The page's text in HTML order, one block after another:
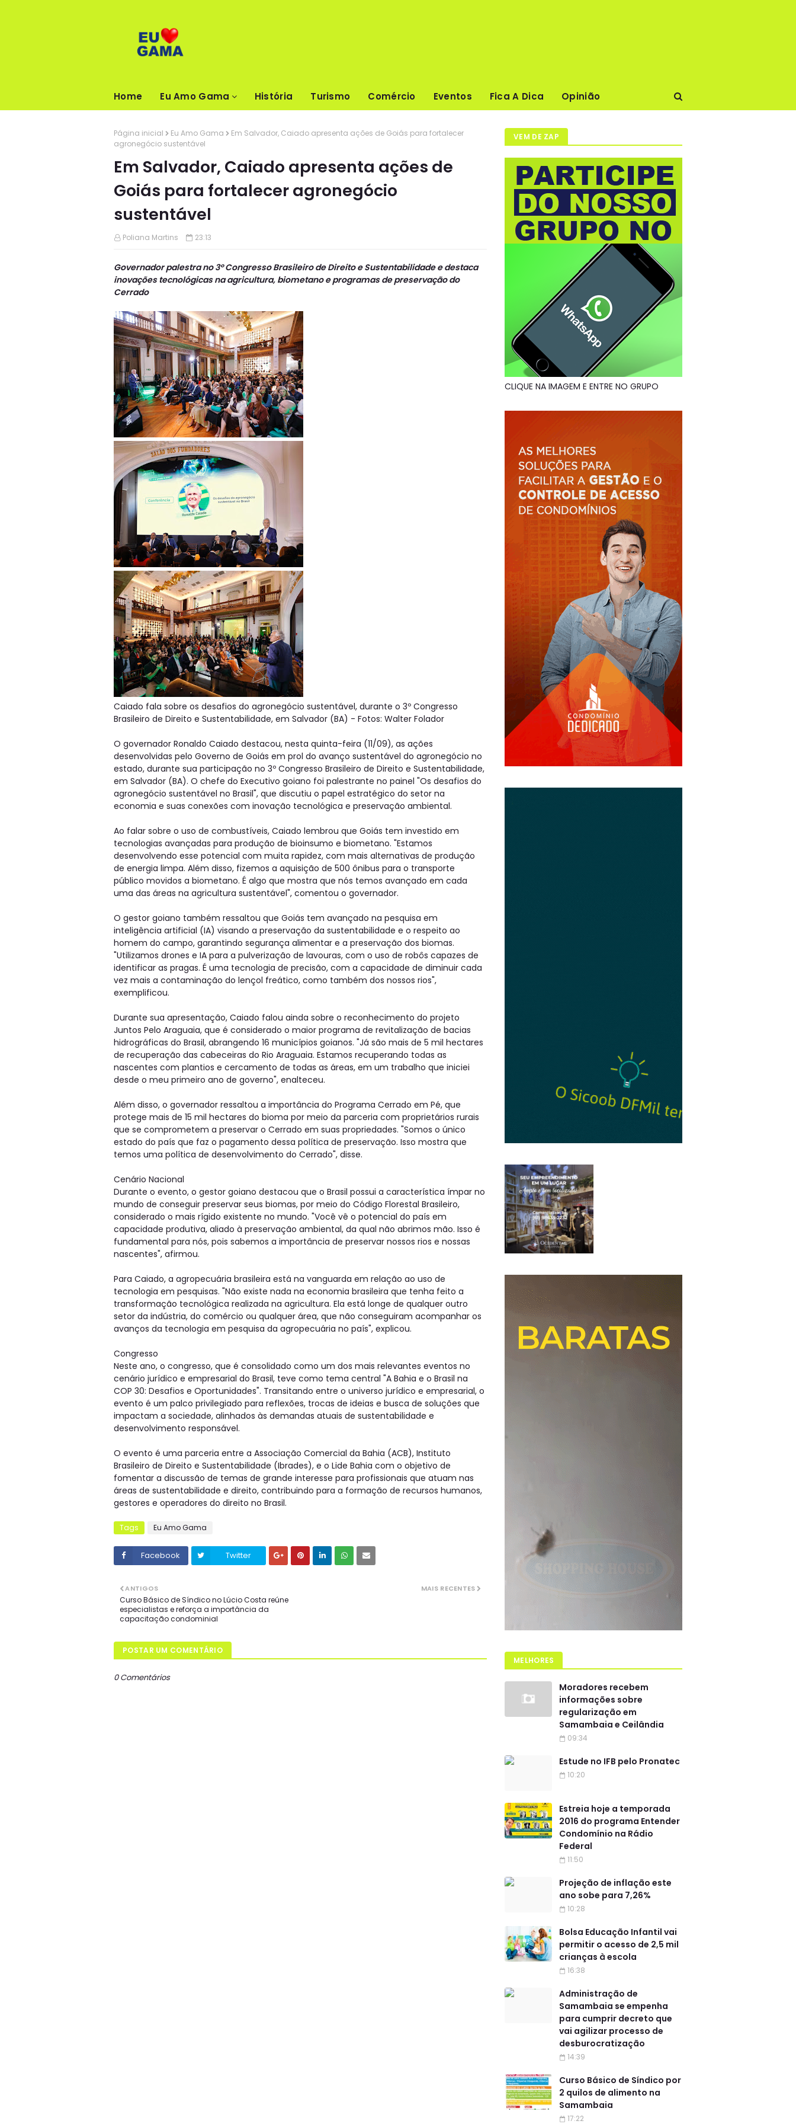
Home Eu Amo Gama História Turismo Comércio Eventos Fica A Dica Opinião
Página inicial Eu Amo Gama
Em Salvador, Caiado apresenta ações de Goiás para fortalecer
agronegócio sustentável
Em Salvador, Caiado apresenta ações de
Goiás para fortalecer agronegócio
sustentável
Poliana Martins 23:13
Governador palestra no 3º Congresso Brasileiro de Direito e Sustentabilidade e destaca
inovações tecnológicas na agricultura, biometano e programas de preservação do
Cerrado
Caiado fala sobre os desafios do agronegócio sustentável, durante o 3º Congresso
Brasileiro de Direito e Sustentabilidade, em Salvador (BA) - Fotos: Walter Folador
O governador Ronaldo Caiado destacou, nesta quinta-feira (11/09), as ações
desenvolvidas pelo Governo de Goiás em prol do avanço sustentável do agronegócio no
estado, durante sua participação no 3º Congresso Brasileiro de Direito e Sustentabilidade,
em Salvador (BA). O chefe do Executivo goiano foi palestrante no painel "Os desafios do
agronegócio sustentável no Brasil", que discutiu o papel estratégico do setor na
economia e suas conexões com inovação tecnológica e preservação ambiental.
Ao falar sobre o uso de combustíveis, Caiado lembrou que Goiás tem investido em
tecnologias avançadas para produção de bioinsumo e biometano. "Estamos
desenvolvendo esse potencial com muita rapidez, com mais alternativas de produção
de energia limpa. Além disso, fizemos a aquisição de 500 ônibus para o transporte
público movidos a biometano. É algo que mostra que nós temos avançado em cada
uma das áreas na agricultura sustentável", comentou o governador.
O gestor goiano também ressaltou que Goiás tem avançado na pesquisa em
inteligência artificial (IA) visando a preservação da sustentabilidade e o respeito ao
homem do campo, garantindo segurança alimentar e a preservação dos biomas.
"Utilizamos drones e IA para a pulverização de lavouras, com o uso de robôs capazes de
identificar as pragas. É uma tecnologia de precisão, com a capacidade de diminuir cada
vez mais a contaminação do lençol freático, como também dos nossos rios",
exemplificou.
Durante sua apresentação, Caiado falou ainda sobre o reconhecimento do projeto
Juntos Pelo Araguaia, que é considerado o maior programa de revitalização de bacias
hidrográficas do Brasil, abrangendo 16 municípios goianos. "Já são mais de 5 mil hectares
de recuperação das cabeceiras do Rio Araguaia. Estamos recuperando todas as
nascentes com plantios e cercamento de todas as áreas, em um trabalho que iniciei
desde o meu primeiro ano de governo", enalteceu.
Além disso, o governador ressaltou a importância do Programa Cerrado em Pé, que
protege mais de 15 mil hectares do bioma por meio da parceria com proprietários rurais
que se comprometem a preservar o Cerrado em suas propriedades. "Somos o único
estado do país que faz o pagamento dessa política de preservação. Isso mostra que
temos uma política de desenvolvimento do Cerrado", disse.
Cenário Nacional
Durante o evento, o gestor goiano destacou que o Brasil possui a característica ímpar no
mundo de conseguir preservar seus biomas, por meio do Código Florestal Brasileiro,
considerado o mais rígido existente no mundo. "Você vê o potencial do país em
capacidade produtiva, aliado à preservação ambiental, da qual não abrimos mão. Isso é
fundamental para nós, pois sabemos a importância de preservar nossos rios e nossas
nascentes", afirmou.
Para Caiado, a agropecuária brasileira está na vanguarda em relação ao uso de
tecnologia em pesquisas. "Não existe nada na economia brasileira que tenha feito a
transformação tecnológica realizada na agricultura. Ela está longe de qualquer outro
setor da indústria, do comércio ou qualquer área, que não conseguiram acompanhar os
avanços da tecnologia em pesquisa da agropecuária no país", explicou.
Congresso
Neste ano, o congresso, que é consolidado como um dos mais relevantes eventos no
cenário jurídico e empresarial do Brasil, teve como tema central "A Bahia e o Brasil na
COP 30: Desafios e Oportunidades". Transitando entre o universo jurídico e empresarial, o
evento é um palco privilegiado para reflexões, trocas de ideias e busca de soluções que
impactam a sociedade, alinhados às demandas atuais de sustentabilidade e
desenvolvimento responsável.
O evento é uma parceria entre a Associação Comercial da Bahia (ACB), Instituto
Brasileiro de Direito e Sustentabilidade (Ibrades), e o Lide Bahia com o objetivo de
fomentar a discussão de temas de grande interesse para profissionais que atuam nas
áreas de sustentabilidade e direito, contribuindo para a formação de recursos humanos,
gestores e operadores do direito no Brasil.
Tags Eu Amo Gama
Facebook Twitter
MAIS RECENTES
ANTIGOS
Curso Básico de Síndico no Lúcio Costa reúne
especialistas e reforça a importância da
capacitação condominial
POSTAR UM COMENTÁRIO
0 Comentários
VEM DE ZAP
CLIQUE NA IMAGEM E ENTRE NO GRUPO
MELHORES
Moradores recebem
informações sobre
regularização em
Samambaia e Ceilândia
09:34
Estude no IFB pelo Pronatec
10:20
Estreia hoje a temporada
2016 do programa Entender
Condomínio na Rádio
Federal
11:50
Projeção de inflação este
ano sobe para 7,26%
10:28
Bolsa Educação Infantil vai
permitir o acesso de 2,5 mil
crianças à escola
16:38
Administração de
Samambaia se empenha
para cumprir decreto que
vai agilizar processo de
desburocratização
14:39
Curso Básico de Síndico por
2 quilos de alimento na
Samambaia
17:22